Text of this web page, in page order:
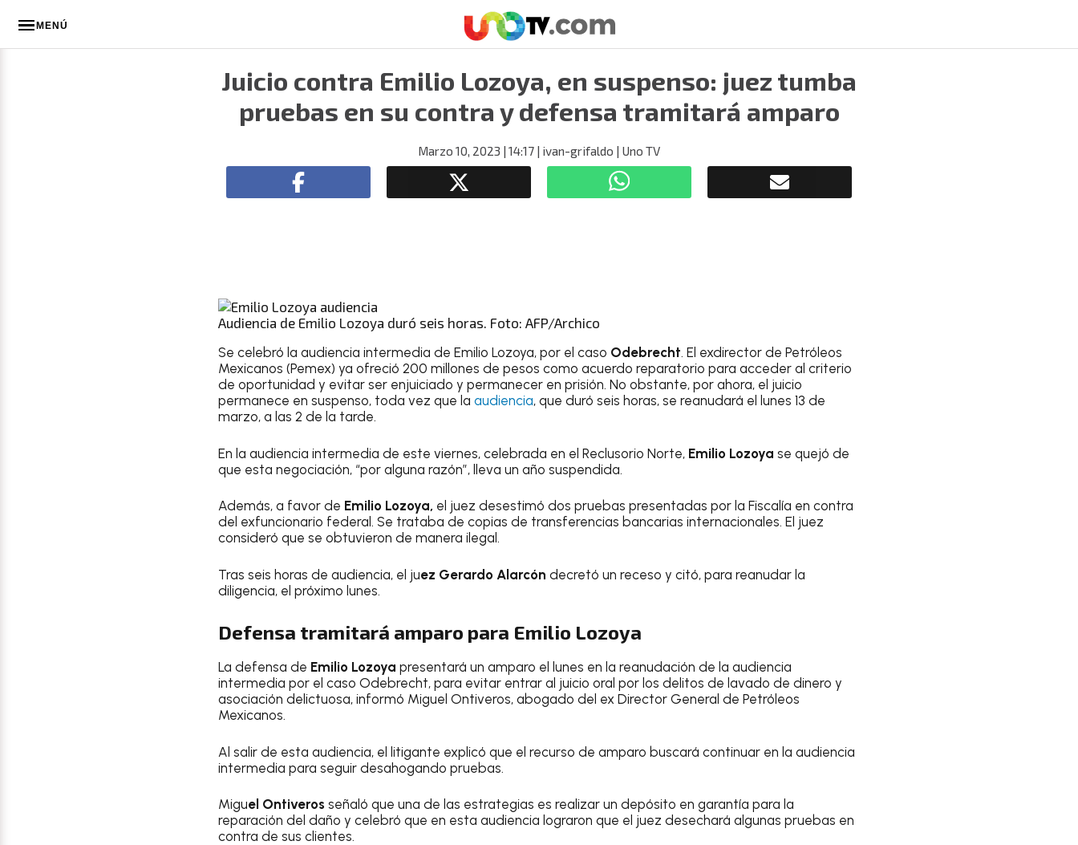
MENÚ
Juicio contra Emilio Lozoya, en suspenso: juez tumba
pruebas en su contra y defensa tramitará amparo
Marzo 10, 2023 | 14:17 | ivan-grifaldo | Uno TV
Audiencia de Emilio Lozoya duró seis horas. Foto: AFP/Archico
Se celebró la audiencia intermedia de Emilio Lozoya, por el caso Odebrecht. El exdirector de Petróleos
Mexicanos (Pemex) ya ofreció 200 millones de pesos como acuerdo reparatorio para acceder al criterio
de oportunidad y evitar ser enjuiciado y permanecer en prisión. No obstante, por ahora, el juicio
permanece en suspenso, toda vez que la audiencia, que duró seis horas, se reanudará el lunes 13 de
marzo, a las 2 de la tarde.
En la audiencia intermedia de este viernes, celebrada en el Reclusorio Norte, Emilio Lozoya se quejó de
que esta negociación, “por alguna razón”, lleva un año suspendida.
Además, a favor de Emilio Lozoya, el juez desestimó dos pruebas presentadas por la Fiscalía en contra
del exfuncionario federal. Se trataba de copias de transferencias bancarias internacionales. El juez
consideró que se obtuvieron de manera ilegal.
Tras seis horas de audiencia, el juez Gerardo Alarcón decretó un receso y citó, para reanudar la
diligencia, el próximo lunes.
Defensa tramitará amparo para Emilio Lozoya
La defensa de Emilio Lozoya presentará un amparo el lunes en la reanudación de la audiencia
intermedia por el caso Odebrecht, para evitar entrar al juicio oral por los delitos de lavado de dinero y
asociación delictuosa, informó Miguel Ontiveros, abogado del ex Director General de Petróleos
Mexicanos.
Al salir de esta audiencia, el litigante explicó que el recurso de amparo buscará continuar en la audiencia
intermedia para seguir desahogando pruebas.
Miguel Ontiveros señaló que una de las estrategias es realizar un depósito en garantía para la
reparación del daño y celebró que en esta audiencia lograron que el juez desechará algunas pruebas en
contra de sus clientes.